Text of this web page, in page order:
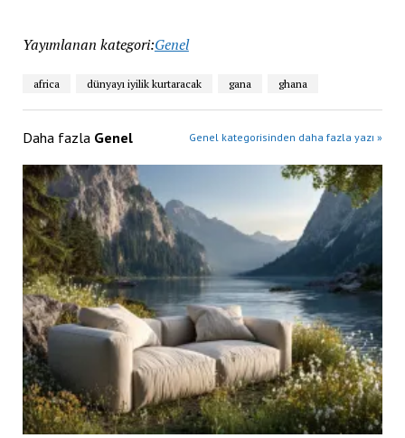
Yayımlanan kategori:Genel
africa dünyayı iyilik kurtaracak gana ghana
Daha fazla Genel Genel kategorisinden daha fazla yazı »